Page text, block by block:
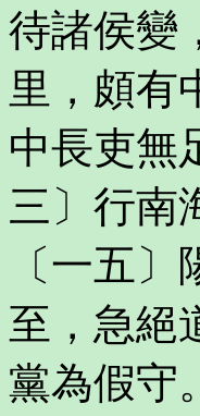
待諸侯變
里，頗有
中長吏無
三〕行南
〔一五
至，急絕
黨為假守